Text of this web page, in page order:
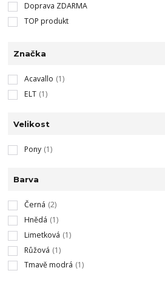
Doprava ZDARMA
TOP produkt
Značka
Acavallo (1)
ELT (1)
Velikost
Pony (1)
Barva
Černá (2)
Hnědá (1)
Limetková (1)
Růžová (1)
Tmavě modrá (1)